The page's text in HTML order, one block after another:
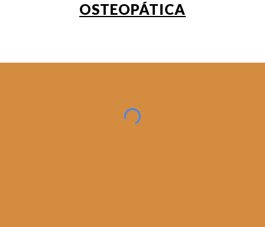
OSTEOPÁTICA